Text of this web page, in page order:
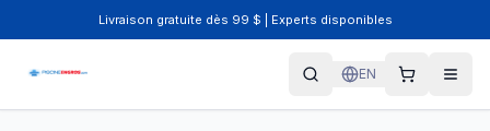
Livraison gratuite dès 99 $ | Experts disponibles
EN